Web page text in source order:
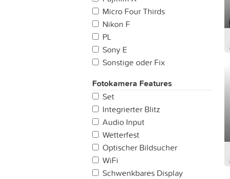
Micro Four Thirds
Nikon F
PL
Sony E
Sonstige oder Fix
Leica M
Sony A
Canon RF
Fotokamera Features
Set
Integrierter Blitz
Audio Input
Wetterfest
Optischer Bildsucher
WiFi
Schwenkbares Display